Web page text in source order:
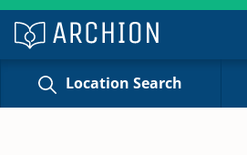
Location Search